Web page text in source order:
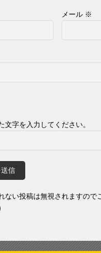
メール ※
文字を入力してください。
ない投稿は無視されますので